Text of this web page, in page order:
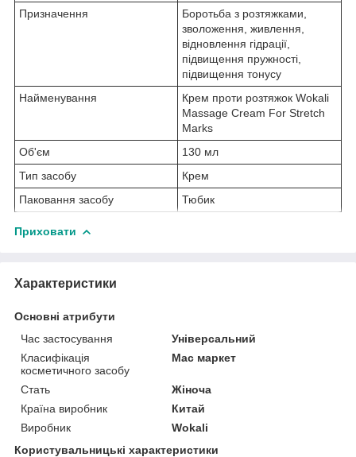
Призначення
Боротьба з розтяжками,
зволоження, живлення,
відновлення гідрації,
підвищення пружності,
підвищення тонусу
Найменування
Крем проти розтяжок Wokali
Massage Cream For Stretch
Marks
Об'єм
130 мл
Тип засобу
Крем
Паковання засобу
Тюбик
Приховати
Характеристики
Основні атрибути
Час застосування
Універсальний
Класифікація
косметичного засобу
Мас маркет
Стать
Жіноча
Країна виробник
Китай
Виробник
Wokali
Користувальницькі характеристики